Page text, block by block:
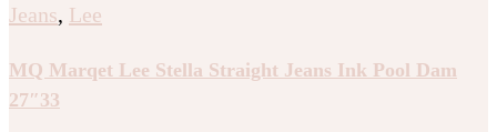
Jeans, Lee
MQ Marqet Lee Stella Straight Jeans Ink Pool Dam
27″33